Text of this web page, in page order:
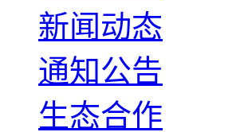
新闻动态
通知公告
生态合作